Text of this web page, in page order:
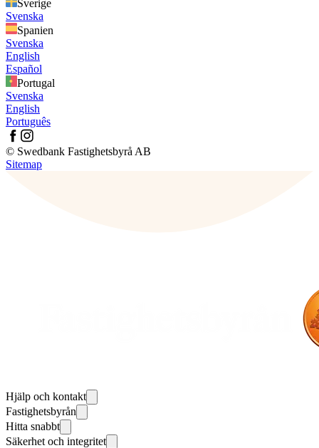
Sverige
Svenska
Spanien
Svenska
English
Español
Portugal
Svenska
English
Português
© Swedbank Fastighetsbyrå AB
Sitemap
Hjälp och kontakt
Fastighetsbyrån
Hitta snabbt
Säkerhet och integritet